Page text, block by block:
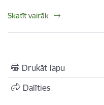
Skatīt vairāk
Drukāt lapu
Dalīties